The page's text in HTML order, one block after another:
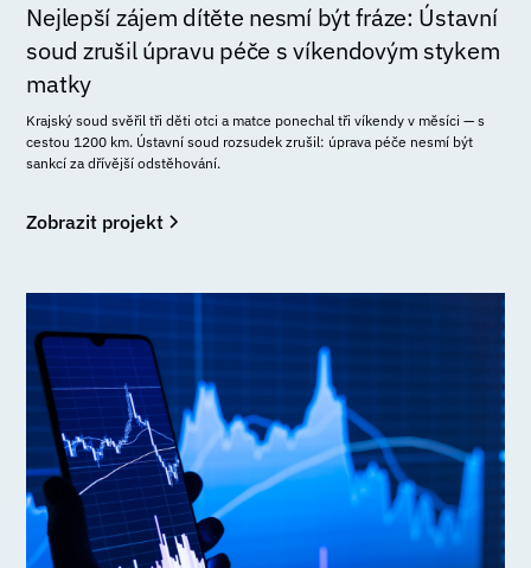
Nejlepší zájem dítěte nesmí být fráze: Ústavní
soud zrušil úpravu péče s víkendovým stykem
matky
Krajský soud svěřil tři děti otci a matce ponechal tři víkendy v měsíci — s
cestou 1200 km. Ústavní soud rozsudek zrušil: úprava péče nesmí být
sankcí za dřívější odstěhování.
Zobrazit projekt